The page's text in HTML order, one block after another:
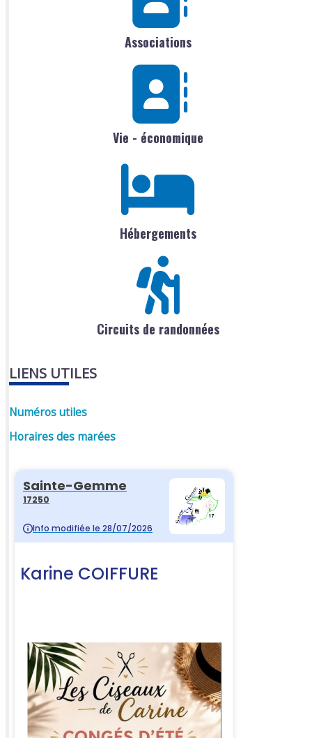
Associations
Vie - économique
Hébergements
Circuits de randonnées
LIENS UTILES
Numéros utiles
Horaires des marées